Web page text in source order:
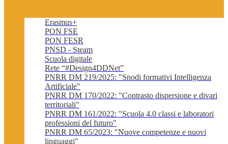
Erasmus+
PON FSE
PON FESR
PNSD - Steam
Scuola digitale
Rete “#Design4DDNet”
PNRR DM 219/2025: "Snodi formativi Intelligenza
Artificiale"
PNRR DM 170/2022: "Contrasto dispersione e divari
territoriali"
PNRR DM 161/2022: "Scuola 4.0 classi e laboratori
professioni del futuro"
PNRR DM 65/2023: "Nuove competenze e nuovi
linguaggi"